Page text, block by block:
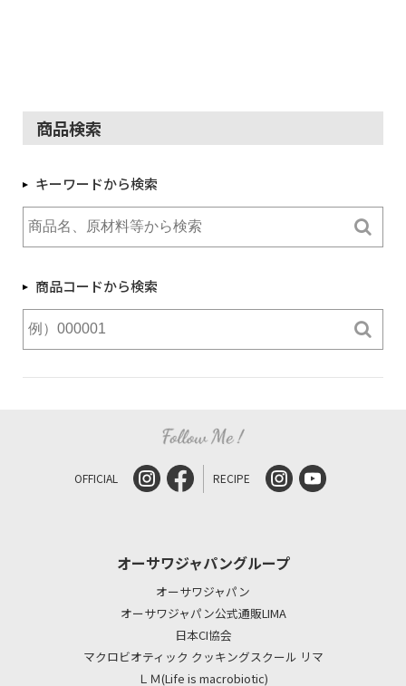
商品検索
キーワードから検索
商品コードから検索
OFFICIAL RECIPE
オーサワジャパングループ
オーサワジャパン
オーサワジャパン公式通販LIMA
日本CI協会
マクロビオティック クッキングスクール リマ
ＬＭ(Life is macrobiotic)